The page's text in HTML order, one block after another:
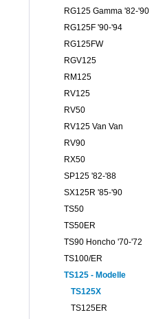
RG125 Gamma '82-'90
RG125F '90-'94
RG125FW
RGV125
RM125
RV125
RV50
RV125 Van Van
RV90
RX50
SP125 '82-'88
SX125R '85-'90
TS50
TS50ER
TS90 Honcho '70-'72
TS100/ER
TS125 - Modelle
TS125X
TS125ER